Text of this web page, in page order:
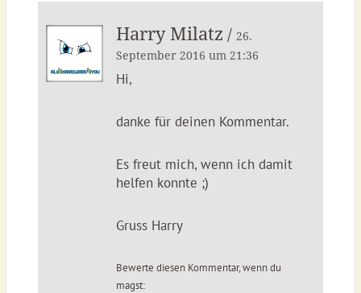
Harry Milatz / 26.
September 2016 um 21:36
Hi,
danke für deinen Kommentar.
Es freut mich, wenn ich damit
helfen konnte ;)
Gruss Harry
Bewerte diesen Kommentar, wenn du
magst: